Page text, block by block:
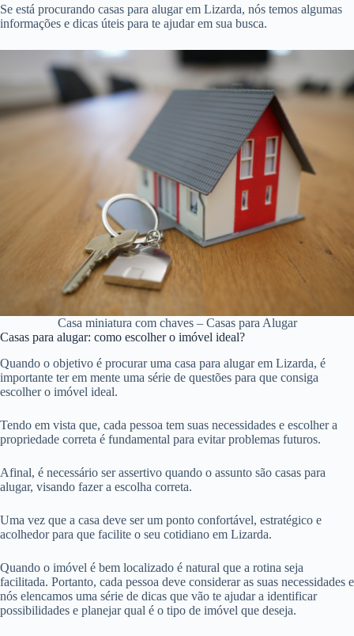
Se está procurando casas para alugar em Lizarda, nós temos algumas
informações e dicas úteis para te ajudar em sua busca.
Casa miniatura com chaves – Casas para Alugar
Casas para alugar: como escolher o imóvel ideal?
Quando o objetivo é procurar uma casa para alugar em Lizarda, é
importante ter em mente uma série de questões para que consiga
escolher o imóvel ideal.
Tendo em vista que, cada pessoa tem suas necessidades e escolher a
propriedade correta é fundamental para evitar problemas futuros.
Afinal, é necessário ser assertivo quando o assunto são casas para
alugar, visando fazer a escolha correta.
Uma vez que a casa deve ser um ponto confortável, estratégico e
acolhedor para que facilite o seu cotidiano em Lizarda.
Quando o imóvel é bem localizado é natural que a rotina seja
facilitada. Portanto, cada pessoa deve considerar as suas necessidades e
nós elencamos uma série de dicas que vão te ajudar a identificar
possibilidades e planejar qual é o tipo de imóvel que deseja.